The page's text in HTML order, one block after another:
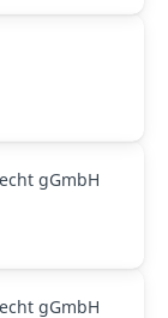
gGmbH
gGmbH